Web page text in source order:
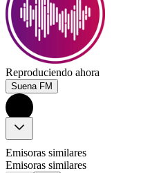
Reproduciendo ahora
Suena FM
Emisoras similares
Emisoras similares